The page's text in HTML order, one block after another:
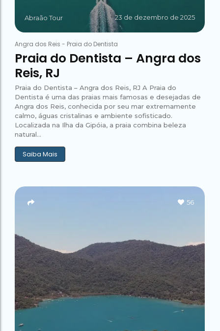
Abraão Tour 23 de dezembro de 2025
Angra dos Reis - Praia do Dentista
Praia do Dentista – Angra dos
Reis, RJ
Praia do Dentista – Angra dos Reis, RJ A Praia do
Dentista é uma das praias mais famosas e desejadas de
Angra dos Reis, conhecida por seu mar extremamente
calmo, águas cristalinas e ambiente sofisticado.
Localizada na Ilha da Gipóia, a praia combina beleza
natural...
Saiba Mais
56